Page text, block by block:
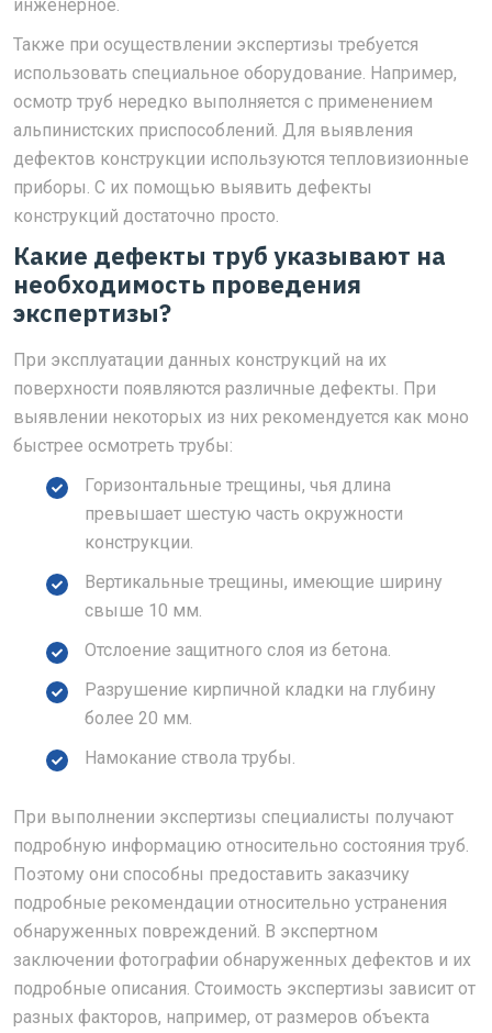
инженерное.
Также при осуществлении экспертизы требуется
использовать специальное оборудование. Например,
осмотр труб нередко выполняется с применением
альпинистских приспособлений. Для выявления
дефектов конструкции используются тепловизионные
приборы. С их помощью выявить дефекты
конструкций достаточно просто.
Какие дефекты труб указывают на
необходимость проведения
экспертизы?
При эксплуатации данных конструкций на их
поверхности появляются различные дефекты. При
выявлении некоторых из них рекомендуется как моно
быстрее осмотреть трубы:
Горизонтальные трещины, чья длина
превышает шестую часть окружности
конструкции.
Вертикальные трещины, имеющие ширину
свыше 10 мм.
Отслоение защитного слоя из бетона.
Разрушение кирпичной кладки на глубину
более 20 мм.
Намокание ствола трубы.
При выполнении экспертизы специалисты получают
подробную информацию относительно состояния труб.
Поэтому они способны предоставить заказчику
подробные рекомендации относительно устранения
обнаруженных повреждений. В экспертном
заключении фотографии обнаруженных дефектов и их
подробные описания. Стоимость экспертизы зависит от
разных факторов, например, от размеров объекта